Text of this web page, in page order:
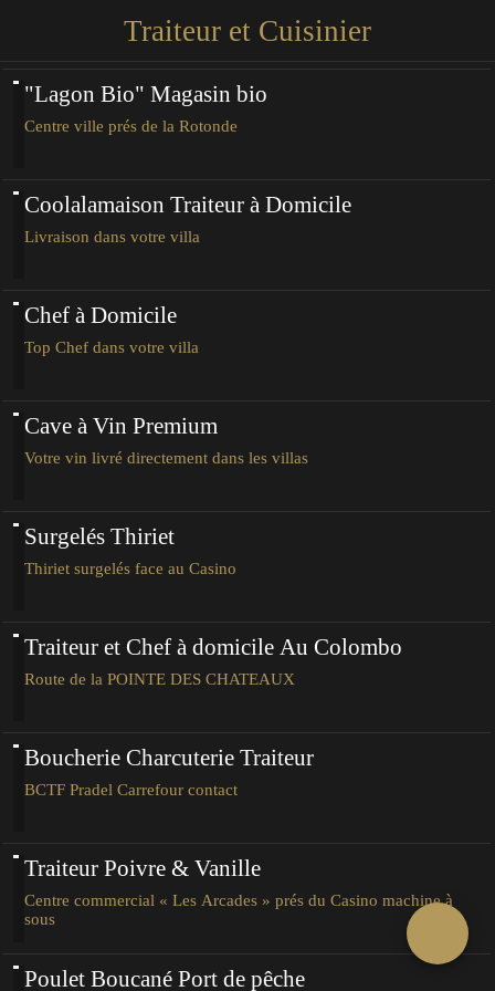
Traiteur et Cuisinier
"Lagon Bio" Magasin bio
Centre ville prés de la Rotonde
Coolalamaison Traiteur à Domicile
Livraison dans votre villa
Chef à Domicile
Top Chef dans votre villa
Cave à Vin Premium
Votre vin livré directement dans les villas
Surgelés Thiriet
Thiriet surgelés face au Casino
Traiteur et Chef à domicile Au Colombo
Route de la POINTE DES CHATEAUX
Boucherie Charcuterie Traiteur
BCTF Pradel Carrefour contact
Traiteur Poivre & Vanille
Centre commercial « Les Arcades » prés du Casino machine à
sous
Poulet Boucané Port de pêche